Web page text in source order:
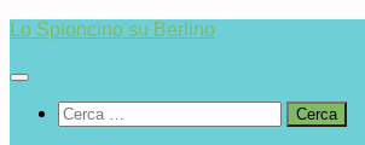
Salta
contenuto
Lo Spioncino su Berlino
Ricerca
per: